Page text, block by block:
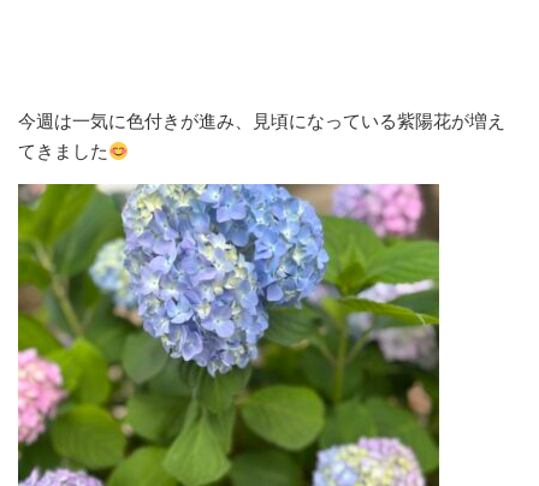
今週は一気に色付きが進み、見頃になっている紫陽花が増え
てきました